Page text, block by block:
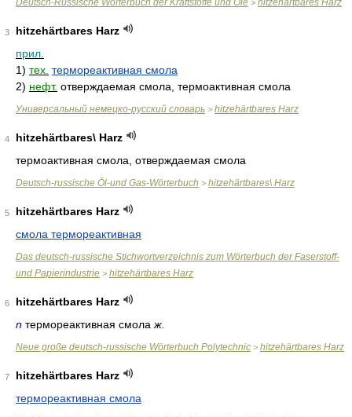
Deutsch-Russische Wörterbuch der Kraftstoffe und Öle > hitzehärtbares Harz
3
hitzehärtbares Harz
прил.
1) тех. термореактивная смола
2) нефт. отверждаемая смола, термоактивная смола
Универсальный немецко-русский словарь > hitzehärtbares Harz
4
hitzehärtbares\ Harz
термоактивная смола, отверждаемая смола
Deutsch-russische Öl-und Gas-Wörterbuch > hitzehärtbares\ Harz
5
hitzehärtbares Harz
смола термореактивная
Das deutsch-russische Stichwortverzeichnis zum Wörterbuch der Faserstoff-
und Papierindustrie > hitzehärtbares Harz
6
hitzehärtbares Harz
n термореактивная смола ж.
Neue große deutsch-russische Wörterbuch Polytechnic > hitzehärtbares Harz
7
hitzehärtbares Harz
термореактивная смола